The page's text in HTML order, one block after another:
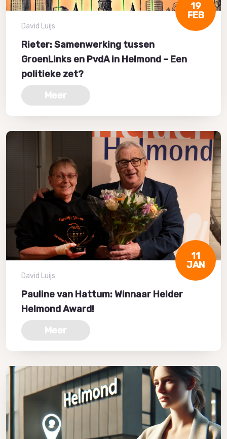
19
FEB
David Luijs
Rieter: Samenwerking tussen
GroenLinks en PvdA in Helmond – Een
politieke zet?
Meer
11
JAN
David Luijs
Pauline van Hattum: Winnaar Helder
Helmond Award!
Meer